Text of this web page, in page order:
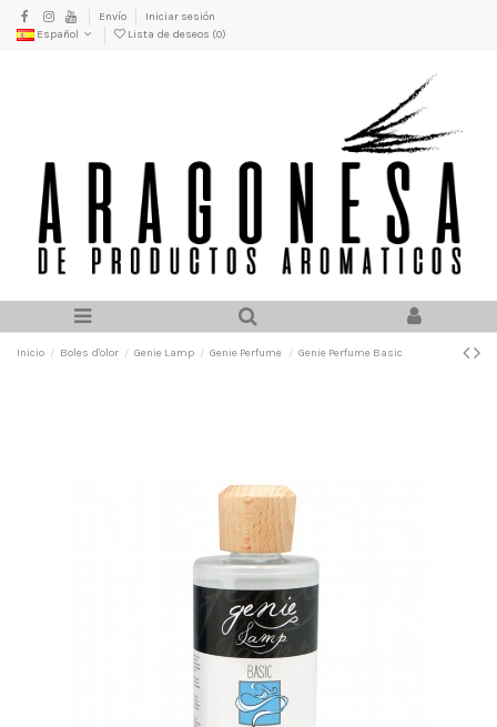
Envío
Iniciar sesión
Español
Lista de deseos (0)
Inicio Boles d'olor Genie Lamp Genie Perfume Genie Perfume Basic